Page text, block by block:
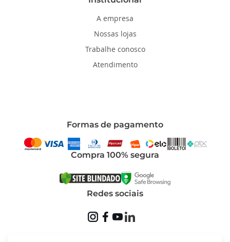
A empresa
Nossas lojas
Trabalhe conosco
Atendimento
Formas de pagamento
Compra 100% segura
Redes sociais